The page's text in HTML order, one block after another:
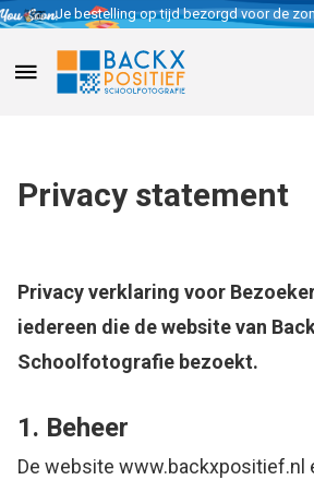
Je bestelling op tijd bezorgd voor de
Privacy statement
Privacy verklaring voor
iedereen die de website van
Schoolfotografie bezoekt.
1. Beheer
De website www.backxpositief.nl